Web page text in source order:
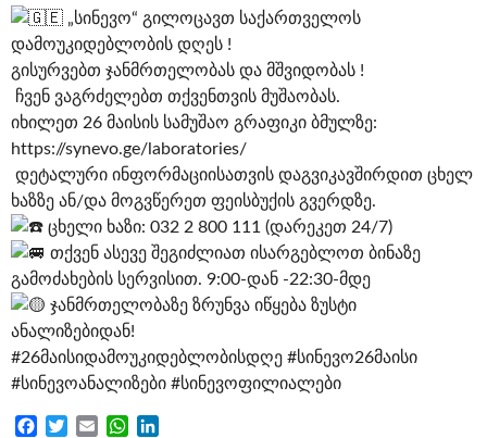
„სინევო“ გილოცავთ საქართველოს
დამოუკიდებლობის დღეს !
გისურვებთ ჯანმრთელობას და მშვიდობას !
ჩვენ ვაგრძელებთ თქვენთვის მუშაობას.
იხილეთ 26 მაისის სამუშაო გრაფიკი ბმულზე:
https://synevo.ge/laboratories/
დეტალური ინფორმაციისათვის დაგვიკავშირდით ცხელ
ხაზზე ან/და მოგვწერეთ ფეისბუქის გვერდზე.
ცხელი ხაზი: 032 2 800 111 (დარეკეთ 24/7)
თქვენ ასევე შეგიძლიათ ისარგებლოთ ბინაზე
გამოძახების სერვისით. 9:00-დან -22:30-მდე
ჯანმრთელობაზე ზრუნვა იწყება ზუსტი
ანალიზებიდან!
#26მაისიდამოუკიდებლობისდღე #სინევო26მაისი
#სინევოანალიზები #სინევოფილიალები
FacebookTwitter
Email WhatsApp